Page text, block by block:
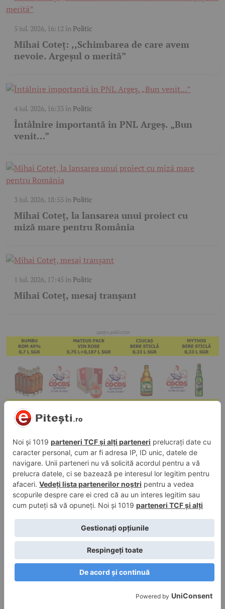
5 iul. 2026, 16:12 în Politic
Mihai Coteț: ,,Schimbarea de care avem
nevoie. Argeșul o merită”
4 iul. 2026, 16:33în Politic
Întâlnire importantă în PNL Argeș. „Bun
venit…”
3 iul. 2026, 18:55 în Politic
Mihai Coteț, la lansarea unui proiect cu
miză mare pentru România
1 iul. 2026, 17:45 în Politic
Mihai Coteț, mesaj tranșant
29 iun. 2026, 15:55înPolitic
Mihai Coteț: „Poziția PNL a rămas aceeași!”
Politic
Mihai Coteț: ”Nu vom susține o nouă
rotativă cu PSD fără un acord politic clar”